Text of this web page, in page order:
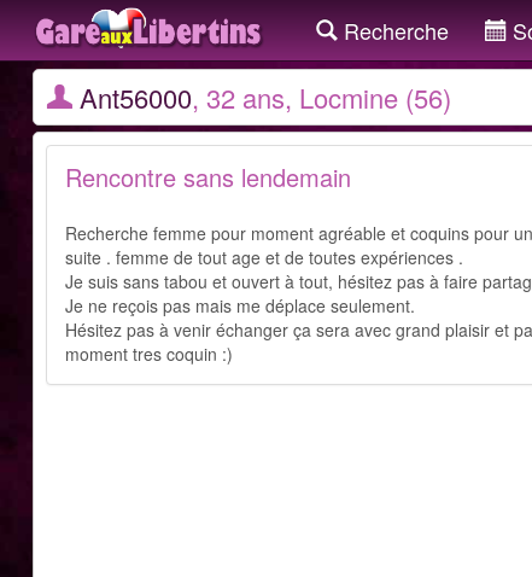
Recherche
Ant56000, 32 ans, Locmine (56)
Rencontre sans lendemain
Recherche femme pour moment agréable et coquins pour
suite . femme de tout age et de toutes expériences .
Je suis sans tabou et ouvert à tout, hésitez pas à faire
Je ne reçois pas mais me déplace seulement.
Hésitez pas à venir échanger ça sera avec grand plaisir et
moment tres coquin :)